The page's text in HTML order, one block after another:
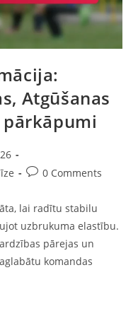
Atgūšanas
Post0 Comments
lai radītu stabilu
uzbrukuma elastību.
pārejas un
komandas